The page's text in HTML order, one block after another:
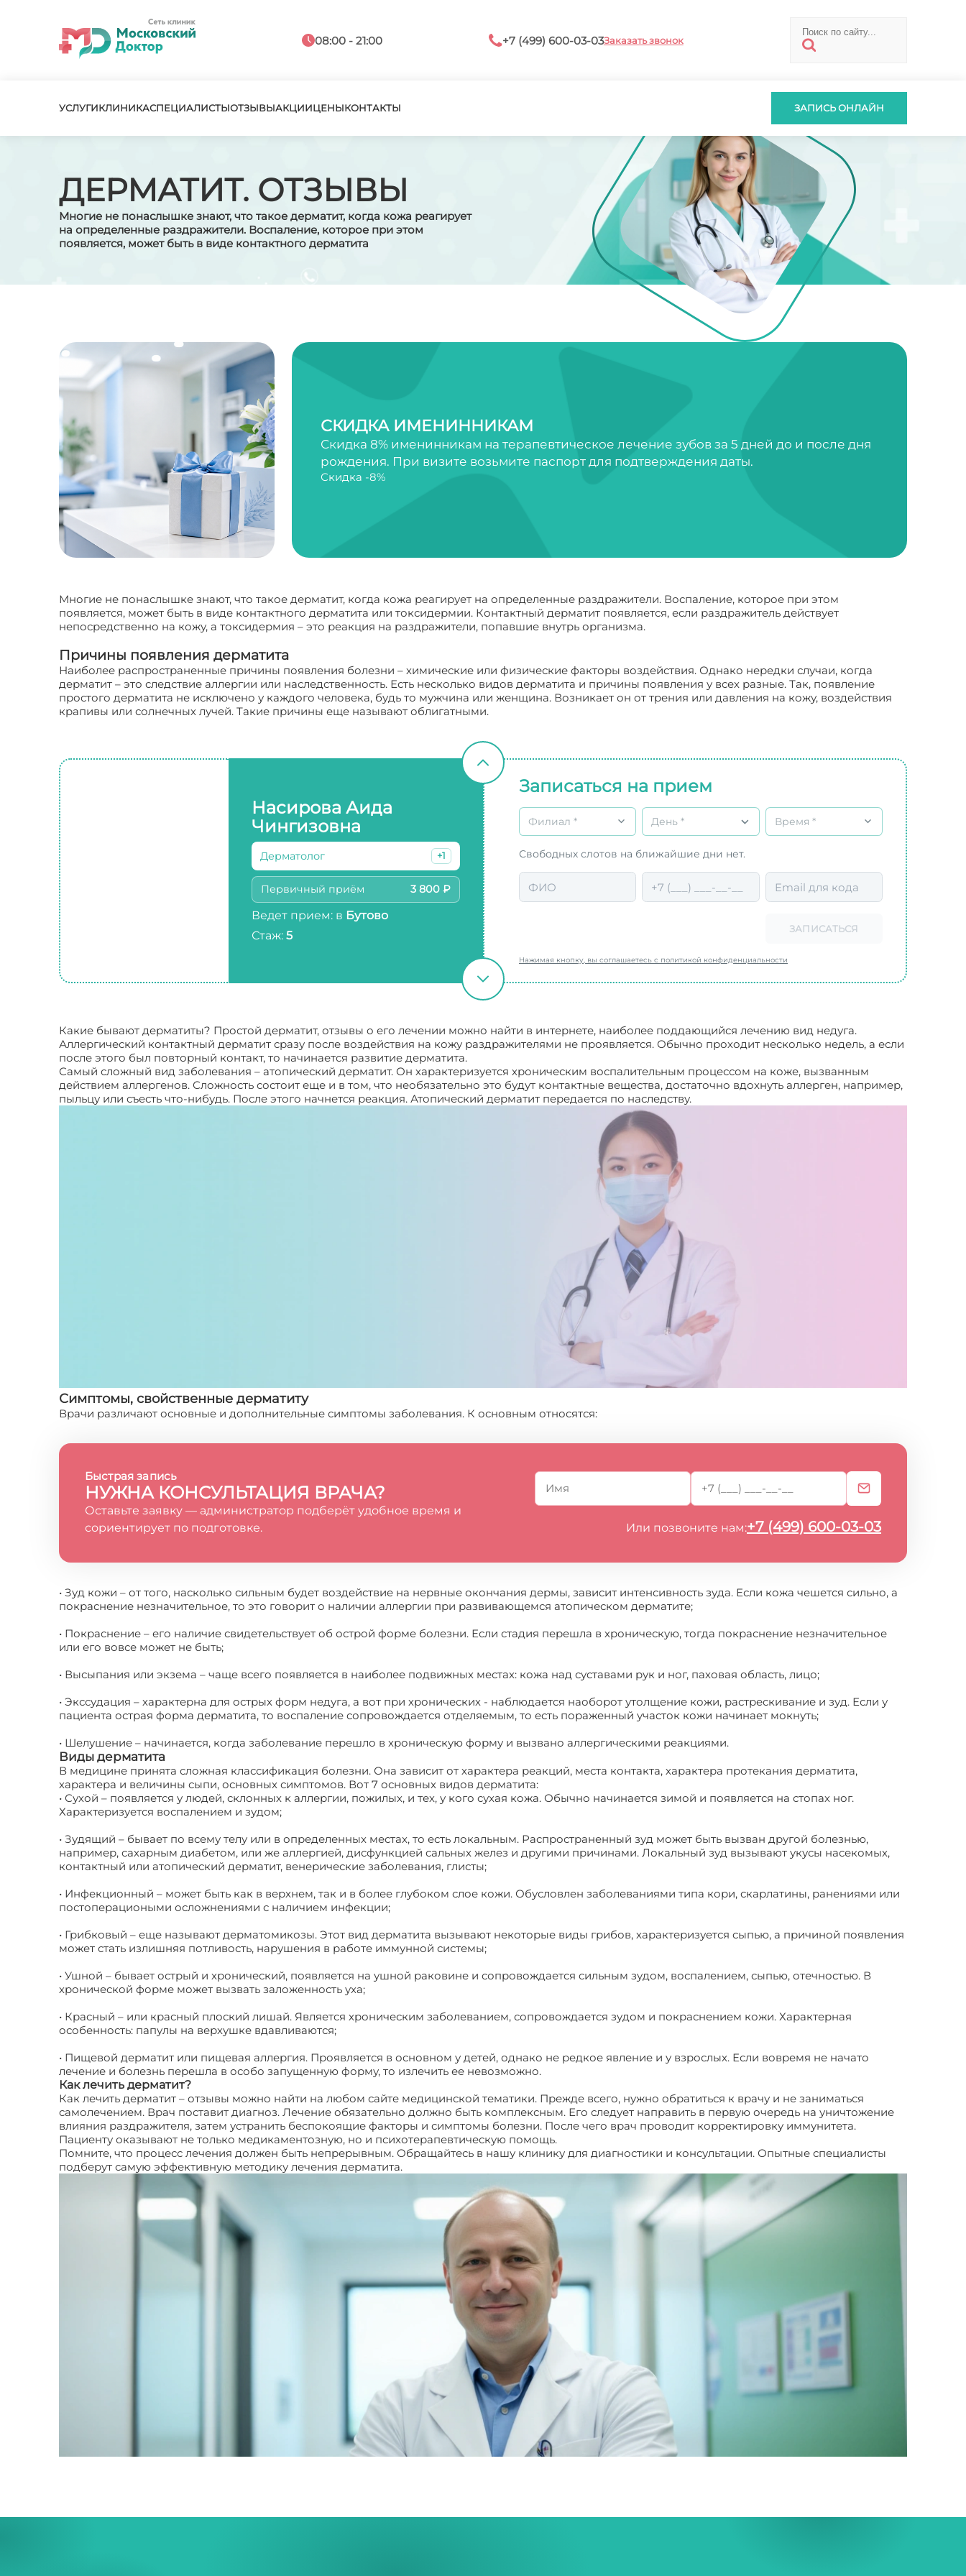
08:00 - 21:00 +7 (499) 600-03-03Заказать звонок
УСЛУГИКЛИНИКАСПЕЦИАЛИСТЫОТЗЫВЫАКЦИИЦЕНЫКОНТАКТЫ ЗАПИСЬ ОНЛАЙН
ДЕРМАТИТ. ОТЗЫВЫ
Многие не понаслышке знают, что такое дерматит, когда кожа реагирует
на определенные раздражители. Воспаление, которое при этом
появляется, может быть в виде контактного дерматита
СКИДКА ИМЕНИННИКАМ
Скидка 8% именинникам на терапевтическое лечение зубов за 5 дней до и после дня
рождения. При визите возьмите паспорт для подтверждения даты.
Скидка -8%
Многие не понаслышке знают, что такое дерматит, когда кожа реагирует на определенные раздражители. Воспаление, которое при этом
появляется, может быть в виде контактного дерматита или токсидермии. Контактный дерматит появляется, если раздражитель действует
непосредственно на кожу, а токсидермия – это реакция на раздражители, попавшие внутрь организма.
Причины появления дерматита
Наиболее распространенные причины появления болезни – химические или физические факторы воздействия. Однако нередки случаи, когда
дерматит – это следствие аллергии или наследственность. Есть несколько видов дерматита и причины появления у всех разные. Так, появление
простого дерматита не исключено у каждого человека, будь то мужчина или женщина. Возникает он от трения или давления на кожу, воздействия
крапивы или солнечных лучей. Такие причины еще называют облигатными.
Насирова Аида
Чингизовна
Дерматолог +1
Первичный приём 3 800 ₽
Ведет прием: в Бутово
Стаж: 5
Записаться на прием
Филиал * День * Время *
Свободных слотов на ближайшие дни нет.
ЗАПИСАТЬСЯ
Нажимая кнопку, вы соглашаетесь с политикой конфиденциальности
Какие бывают дерматиты? Простой дерматит, отзывы о его лечении можно найти в интернете, наиболее поддающийся лечению вид недуга.
Аллергический контактный дерматит сразу после воздействия на кожу раздражителями не проявляется. Обычно проходит несколько недель, а если
после этого был повторный контакт, то начинается развитие дерматита.
Самый сложный вид заболевания – атопический дерматит. Он характеризуется хроническим воспалительным процессом на коже, вызванным
действием аллергенов. Сложность состоит еще и в том, что необязательно это будут контактные вещества, достаточно вдохнуть аллерген, например,
пыльцу или съесть что-нибудь. После этого начнется реакция. Атопический дерматит передается по наследству.
Симптомы, свойственные дерматиту
Врачи различают основные и дополнительные симптомы заболевания. К основным относятся:
Быстрая запись
НУЖНА КОНСУЛЬТАЦИЯ ВРАЧА?
Оставьте заявку — администратор подберёт удобное время и
сориентирует по подготовке.
Или позвоните нам:+7 (499) 600-03-03
• Зуд кожи – от того, насколько сильным будет воздействие на нервные окончания дермы, зависит интенсивность зуда. Если кожа чешется сильно, а
покраснение незначительное, то это говорит о наличии аллергии при развивающемся атопическом дерматите;
• Покраснение – его наличие свидетельствует об острой форме болезни. Если стадия перешла в хроническую, тогда покраснение незначительное
или его вовсе может не быть;
• Высыпания или экзема – чаще всего появляется в наиболее подвижных местах: кожа над суставами рук и ног, паховая область, лицо;
• Экссудация – характерна для острых форм недуга, а вот при хронических - наблюдается наоборот утолщение кожи, растрескивание и зуд. Если у
пациента острая форма дерматита, то воспаление сопровождается отделяемым, то есть пораженный участок кожи начинает мокнуть;
• Шелушение – начинается, когда заболевание перешло в хроническую форму и вызвано аллергическими реакциями.
Виды дерматита
В медицине принята сложная классификация болезни. Она зависит от характера реакций, места контакта, характера протекания дерматита,
характера и величины сыпи, основных симптомов. Вот 7 основных видов дерматита:
• Сухой – появляется у людей, склонных к аллергии, пожилых, и тех, у кого сухая кожа. Обычно начинается зимой и появляется на стопах ног.
Характеризуется воспалением и зудом;
• Зудящий – бывает по всему телу или в определенных местах, то есть локальным. Распространенный зуд может быть вызван другой болезнью,
например, сахарным диабетом, или же аллергией, дисфункцией сальных желез и другими причинами. Локальный зуд вызывают укусы насекомых,
контактный или атопический дерматит, венерические заболевания, глисты;
• Инфекционный – может быть как в верхнем, так и в более глубоком слое кожи. Обусловлен заболеваниями типа кори, скарлатины, ранениями или
постоперациоными осложнениями с наличием инфекции;
• Грибковый – еще называют дерматомикозы. Этот вид дерматита вызывают некоторые виды грибов, характеризуется сыпью, а причиной появления
может стать излишняя потливость, нарушения в работе иммунной системы;
• Ушной – бывает острый и хронический, появляется на ушной раковине и сопровождается сильным зудом, воспалением, сыпью, отечностью. В
хронической форме может вызвать заложенность уха;
• Красный – или красный плоский лишай. Является хроническим заболеванием, сопровождается зудом и покраснением кожи. Характерная
особенность: папулы на верхушке вдавливаются;
• Пищевой дерматит или пищевая аллергия. Проявляется в основном у детей, однако не редкое явление и у взрослых. Если вовремя не начато
лечение и болезнь перешла в особо запущенную форму, то излечить ее невозможно.
Как лечить дерматит?
Как лечить дерматит – отзывы можно найти на любом сайте медицинской тематики. Прежде всего, нужно обратиться к врачу и не заниматься
самолечением. Врач поставит диагноз. Лечение обязательно должно быть комплексным. Его следует направить в первую очередь на уничтожение
влияния раздражителя, затем устранить беспокоящие факторы и симптомы болезни. После чего врач проводит корректировку иммунитета.
Пациенту оказывают не только медикаментозную, но и психотерапевтическую помощь.
Помните, что процесс лечения должен быть непрерывным. Обращайтесь в нашу клинику для диагностики и консультации. Опытные специалисты
подберут самую эффективную методику лечения дерматита.